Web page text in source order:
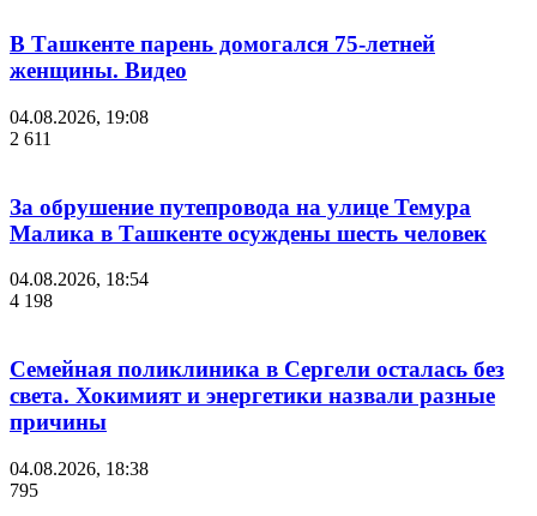
В Ташкенте парень домогался 75-летней
женщины. Видео
04.08.2026, 19:08
2 611
За обрушение путепровода на улице Темура
Малика в Ташкенте осуждены шесть человек
04.08.2026, 18:54
4 198
Семейная поликлиника в Сергели осталась без
света. Хокимият и энергетики назвали разные
причины
04.08.2026, 18:38
795